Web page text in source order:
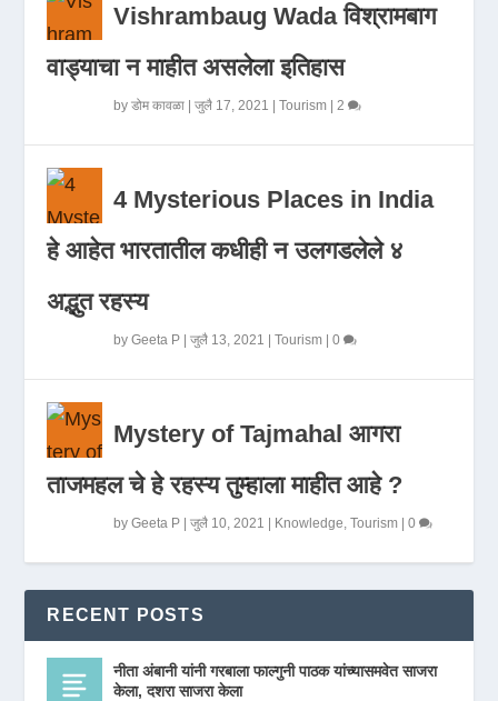
Vishrambaug Wada विश्रामबाग
वाड्याचा न माहीत असलेला इतिहास
byडोम कावळा |जुलै 17, 2021 |Tourism | 2
4 Mysterious Places in India
हे आहेत भारतातील कधीही न उलगडलेले ४
अद्भुत रहस्य
byGeeta P |जुलै 13, 2021 |Tourism |0
Mystery of Tajmahal आगरा
ताजमहल चे हे रहस्य तुम्हाला माहीत आहे ?
byGeeta P |जुलै 10, 2021 | Knowledge ,Tourism |0
RECENT POSTS
नीता अंबानी यांनी गरबाला फाल्गुनी पाठक यांच्यासमवेत साजरा
केला, दशरा साजरा केला